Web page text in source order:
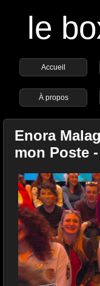
le
Accueil
À propos
Enora
mon Poste